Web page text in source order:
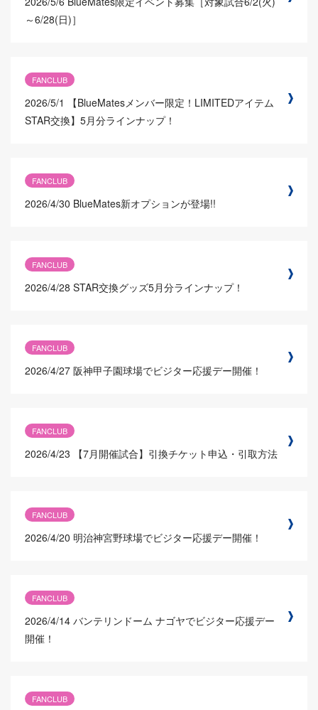
～6/28(日)］
FANCLUB
2026/5/1
【BlueMatesメンバー限定！LIMITEDアイテム
STAR交換】5月分ラインナップ！
FANCLUB
2026/4/30 BlueMates新オプションが登場!!
FANCLUB
2026/4/28 STAR交換グッズ5月分ラインナップ！
FANCLUB
2026/4/27 阪神甲子園球場でビジター応援デー開催！
FANCLUB
2026/4/23 【7月開催試合】引換チケット申込・引取方法
FANCLUB
2026/4/20 明治神宮野球場でビジター応援デー開催！
FANCLUB
2026/4/14 バンテリンドーム ナゴヤでビジター応援デー
開催！
FANCLUB